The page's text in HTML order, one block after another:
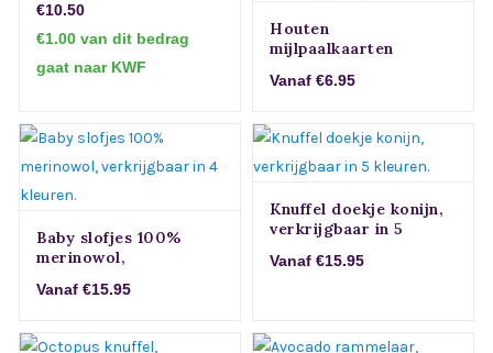
€10.50
€1.00 van dit bedrag
gaat naar KWF
Houten
mijlpaalkaarten
verkrijgbaar in
varianten.
Vanaf €6.95
Baby slofjes 100%
merinowol,
kleuren.
Vanaf €15.95
Knuffel doekje konijn,
verkrijgbaar in 5
Vanaf €15.95